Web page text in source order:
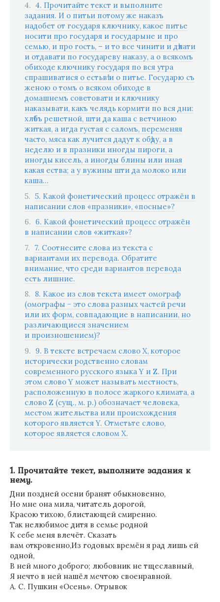
4. Прочитайте текст и выполните
задания. И о питьи потому же наказъ
надобет от государя ключнику, какое питье
носити про государя и государыне и про
семью, и про гость, – и то все чинити и дѣлати
и отдавати по государеву наказу, а о всякомъ
обиходе ключнику государя по вся утра
спрашиватися о естьвѣ и о питье. Государю съ
женою о томъ о всяком обиходе в
домашнемъ советовати и ключнику
наказывати, какъ челядь кормити по вся дни:
хлѣбъ решетной, шти да каша с ветчиною
житкая, а игда густая с саломъ, переменяя
часто, мяса как лучится дадут к обѣду, а в
неделю и в празники иногды пироги, а
иногды кисель, а иногды блины или иная
какая ества; а у вужины шти да молоко или
каша…
5. Какой фонетический процесс отражён в
написании слов «празники», «посные»?
6. Какой фонетический процесс отражён
в написании слов «житкая»?
7. Соотнесите слова из текста с
вариантами их перевода. Обратите
внимание, что среди вариантов перевода
есть лишние.
8. Какое из слов текста имеет омограф
(омографы − это слова разных частей речи
или их форм, совпадающие в написании, но
различающиеся значением
и произношением)?
9. В тексте встречаем слово Х, которое
исторически родственно словам
современного русского языка Y и Z. При
этом слово Y может называть местность,
расположенную в полосе жаркого климата, а
слово Z (сущ., м. р.) обозначает человека,
местом жительства или происхождения
которого является Y. Отметьте слово,
которое является словом Х.
1. Прочитайте текст, выполните задания к
нему.
Дни поздней осени бранят обыкновенно,
Но мне она мила, читатель дорогой,
Красою тихою, блистающей смиренно.
Так нелюбимое дитя в семье родной
К себе меня влечёт. Сказать
вам откровенно,Из годовых времён я рад лишь ей
одной,
В ней много доброго; любовник не тщеславный,
Я нечто в ней нашёл мечтою своенравной.
А. С. Пушкин «Осень». Отрывок